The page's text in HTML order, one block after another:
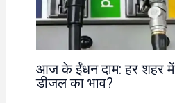
आज के ईंधन दाम: हर शहर में
डीजल का भाव?